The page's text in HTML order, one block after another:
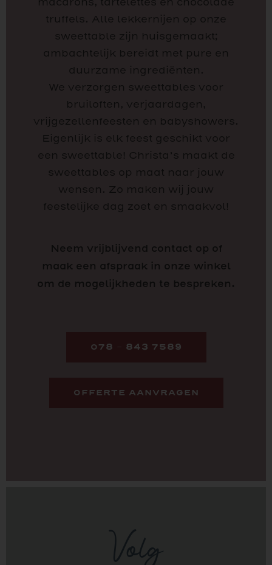
truffels. Alle lekkernijen op onze
sweettable zijn huisgemaakt;
ambachtelijk bereidt met pure en
duurzame ingrediënten.
We verzorgen sweettables voor
bruiloften, verjaardagen,
vrijgezellenfeesten en babyshowers.
Eigenlijk is elk feest geschikt voor
een sweettable! Christa’s maakt de
sweettables op maat naar jouw
wensen. Zo maken wij jouw
feestelijke dag zoet en smaakvol!
Neem vrijblijvend contact op of
maak een afspraak in onze winkel
om de mogelijkheden te bespreken.
078 – 843 7589
OFFERTE AANVRAGEN
Volg